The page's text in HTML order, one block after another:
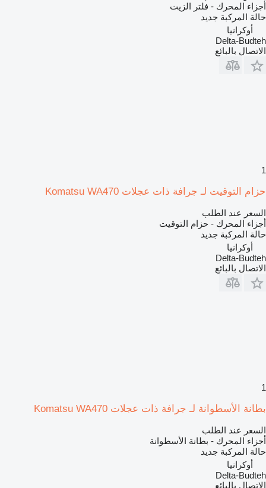
أجزاء المحرك - فلتر الزيت
حالة المركبة جديد
أوكرانيا
Delta-Budteh
الاتصال بالبائع
1
حزام التوقيت لـ جرافة ذات عجلات Komatsu WA470
السعر عند الطلب
أجزاء المحرك - حزام التوقيت
حالة المركبة جديد
أوكرانيا
Delta-Budteh
الاتصال بالبائع
1
بطانة الأسطوانة لـ جرافة ذات عجلات Komatsu WA470
السعر عند الطلب
أجزاء المحرك - بطانة الأسطوانة
حالة المركبة جديد
أوكرانيا
Delta-Budteh
الاتصال بالبائع